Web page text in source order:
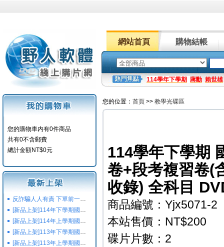
網站首頁 購物結帳
114學年下學期 蔣勳 賴世雄
您的購物車内有0件商品
共有0不含郵費
總計金額NT$0元
反詐騙人人有責 下單前一定要注意
[新品上架]114年下學期國小國中高中命題光碟,校用卷,習作
[新品上架]114年上學期國小國中高中命題光碟,校用卷,習作
[新品上架]113年下學期國小國中高中命題光碟,校用卷,習作
[新品上架]113年上學期國小國中高中命題光碟,校用卷,習作
您的位置： 首頁 >> 教學光碟區
114學年下學期
卷+段考複習卷(
收錄) 全科目
商品編號：Yjx5071-2
本站售價：NT$200
碟片片數：2